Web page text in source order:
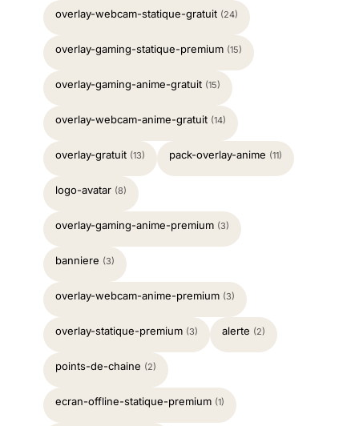
overlay-webcam-statique-gratuit (24)
overlay-gaming-statique-premium (15)
overlay-gaming-anime-gratuit (15)
overlay-webcam-anime-gratuit (14)
overlay-gratuit (13) pack-overlay-anime (11)
logo-avatar (8)
overlay-gaming-anime-premium (3)
banniere (3)
overlay-webcam-anime-premium (3)
overlay-statique-premium (3) alerte (2)
points-de-chaine (2)
ecran-offline-statique-premium (1)